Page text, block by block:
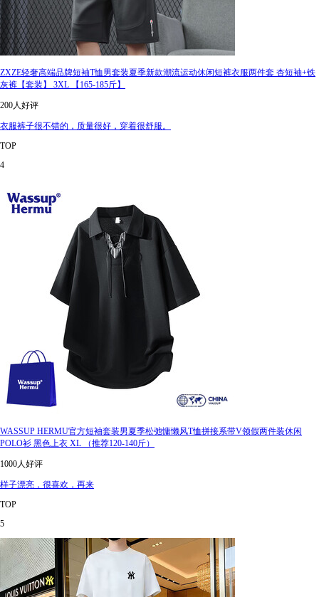
ZXZE轻奢高端品牌短袖T恤男套装夏季新款潮流运动休闲短裤衣服两件套 杏短袖+铁
灰裤【套装】 3XL 【165-185斤】
200人好评
衣服裤子很不错的，质量很好，穿着很舒服。
TOP
4
WASSUP HERMU官方短袖套装男夏季松弛慵懒风T恤拼接系带V领假两件装休闲
POLO衫 黑色上衣 XL （推荐120-140斤）
1000人好评
样子漂亮，很喜欢，再来
TOP
5